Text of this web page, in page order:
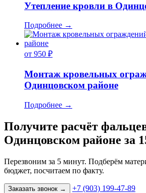
Утепление кровли в
Подробнее →
от 950 ₽
Монтаж кровельных
Одинцовском районе
Подробнее →
Получите расчёт
Одинцовском районе за
Перезвоним за 5 минут. Подберём
бюджет, посчитаем по факту.
Заказать звонок →
+7 (903) 199-47-89